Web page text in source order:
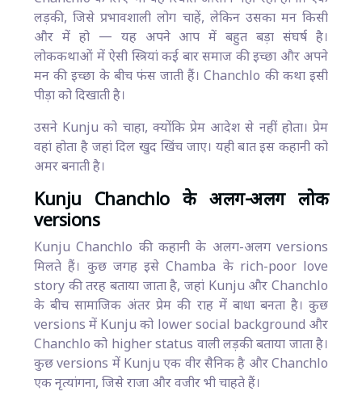
लड़की, जिसे प्रभावशाली लोग चाहें, लेकिन उसका मन किसी
और में हो — यह अपने आप में बहुत बड़ा संघर्ष है।
लोककथाओं में ऐसी स्त्रियां कई बार समाज की इच्छा और अपने
मन की इच्छा के बीच फंस जाती हैं। Chanchlo की कथा इसी
पीड़ा को दिखाती है।
उसने Kunju को चाहा, क्योंकि प्रेम आदेश से नहीं होता। प्रेम
वहां होता है जहां दिल खुद खिंच जाए। यही बात इस कहानी को
अमर बनाती है।
Kunju Chanchlo के अलग-अलग लोक
versions
Kunju Chanchlo की कहानी के अलग-अलग versions
मिलते हैं। कुछ जगह इसे Chamba के rich-poor love
story की तरह बताया जाता है, जहां Kunju और Chanchlo
के बीच सामाजिक अंतर प्रेम की राह में बाधा बनता है। कुछ
versions में Kunju को lower social background और
Chanchlo को higher status वाली लड़की बताया जाता है।
कुछ versions में Kunju एक वीर सैनिक है और Chanchlo
एक नृत्यांगना, जिसे राजा और वजीर भी चाहते हैं।